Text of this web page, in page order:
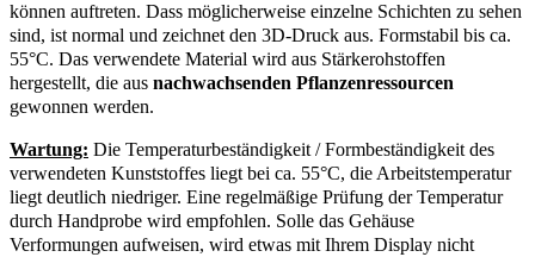
können auftreten. Dass möglicherweise einzelne Schichten zu sehen
sind, ist normal und zeichnet den 3D-Druck aus. Formstabil bis ca.
55°C. Das verwendete Material wird aus Stärkerohstoffen
hergestellt, die aus nachwachsenden Pflanzenressourcen
gewonnen werden.
Wartung: Die Temperaturbeständigkeit / Formbeständigkeit des
verwendeten Kunststoffes liegt bei ca. 55°C, die Arbeitstemperatur
liegt deutlich niedriger. Eine regelmäßige Prüfung der Temperatur
durch Handprobe wird empfohlen. Solle das Gehäuse
Verformungen aufweisen, wird etwas mit Ihrem Display nicht